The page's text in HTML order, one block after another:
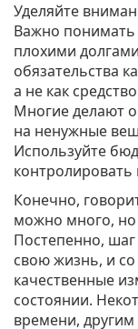
Уделяйте
Важно
плохими
обязательства
а не как
Многие делают
на ненужные
Используйте
Конечно,
можно много, но
Постепенно,
свою жизнь, и
качественные
состоянии.
времени,